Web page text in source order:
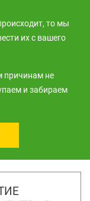
то мы
их с вашего
причинам не
и забираем